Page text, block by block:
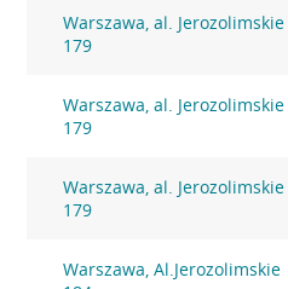
Warszawa, al. Jerozolimskie
179
Warszawa, al. Jerozolimskie
179
Warszawa, al. Jerozolimskie
179
Warszawa, Al.Jerozolimskie